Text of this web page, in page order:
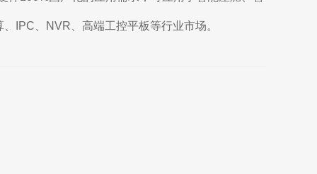
IPC、NVR、高端工控平板等行业市场。